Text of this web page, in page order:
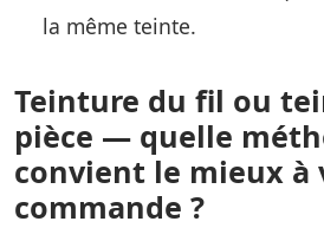
la même teinte.
Teinture du fil ou
pièce — quelle
convient le mieux à
commande ?